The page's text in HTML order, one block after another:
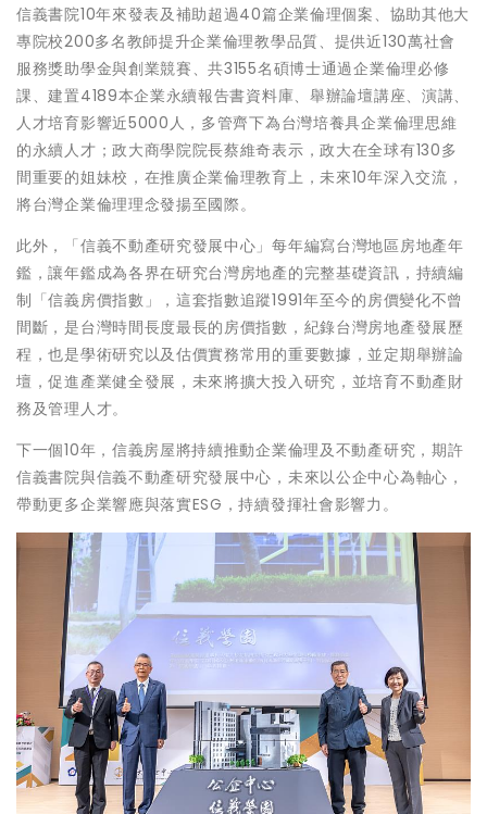
信義書院10年來發表及補助超過40篇企業倫理個案、協助其他大
專院校200多名教師提升企業倫理教學品質、提供近130萬社會
服務獎助學金與創業競賽、共3155名碩博士通過企業倫理必修
課、建置4189本企業永續報告書資料庫、舉辦論壇講座、演講、
人才培育影響近5000人，多管齊下為台灣培養具企業倫理思維
的永續人才；政大商學院院長蔡維奇表示，政大在全球有130多
間重要的姐妹校，在推廣企業倫理教育上，未來10年深入交流，
將台灣企業倫理理念發揚至國際。
此外，「信義不動產研究發展中心」每年編寫台灣地區房地產年
鑑，讓年鑑成為各界在研究台灣房地產的完整基礎資訊，持續編
制「信義房價指數」，這套指數追蹤1991年至今的房價變化不曾
間斷，是台灣時間長度最長的房價指數，紀錄台灣房地產發展歷
程，也是學術研究以及估價實務常用的重要數據，並定期舉辦論
壇，促進產業健全發展，未來將擴大投入研究，並培育不動產財
務及管理人才。
下一個10年，信義房屋將持續推動企業倫理及不動產研究，期許
信義書院與信義不動產研究發展中心，未來以公企中心為軸心，
帶動更多企業響應與落實ESG，持續發揮社會影響力。